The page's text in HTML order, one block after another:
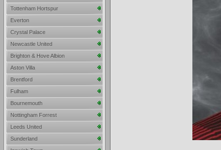
Tottenham Hortspur
Everton
Crystal Palace
Newcastle United
Brighton & Hove Albion
Aston Villa
Brentford
Fulham
Bournemouth
Nottingham Forrest
Leeds United
Sunderland